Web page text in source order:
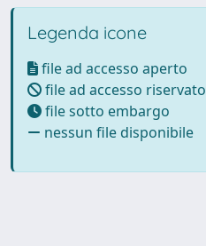
Legenda icone
file ad accesso aperto
file ad accesso riservato
file sotto embargo
nessun file disponibile